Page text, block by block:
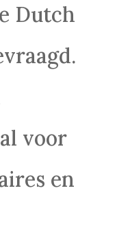
Dutch
voor
en